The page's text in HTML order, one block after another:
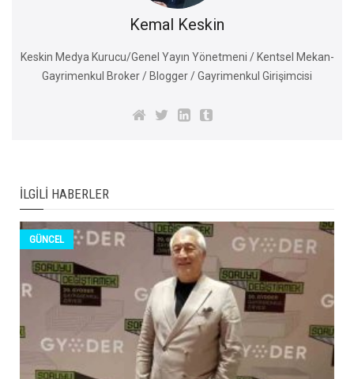
Kemal Keskin
Keskin Medya Kurucu/Genel Yayın Yönetmeni / Kentsel Mekan-
Gayrimenkul Broker / Blogger / Gayrimenkul Girişimcisi
İLGILI HABERLER
GÜNCEL